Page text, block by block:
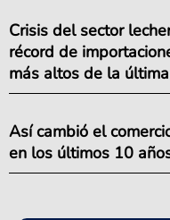
Crisis del sector
récord de
más altos de la
Así cambió el
en los últimos 10